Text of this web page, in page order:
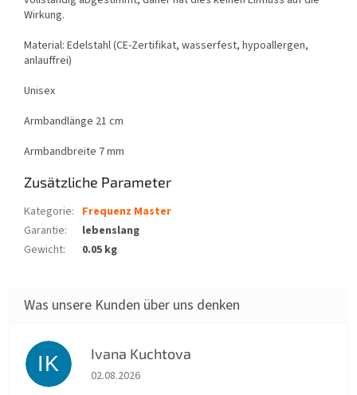
Wirkung.
Material: Edelstahl (CE-Zertifikat, wasserfest, hypoallergen,
anlauffrei)
Unisex
Armbandlänge 21 cm
Armbandbreite 7 mm
Zusätzliche Parameter
Kategorie: Frequenz Master
Garantie:
lebenslang
Gewicht: 0.05 kg
IK Ivana Kuchtova
Die Shop-Bewertung beträgt 5 von 5 Sternen.
02.08.2026